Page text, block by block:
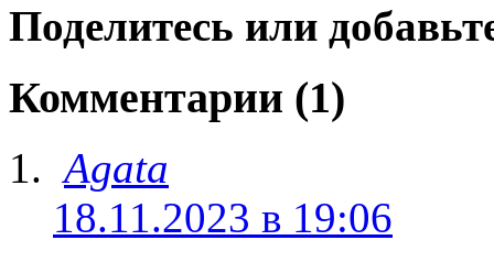
Поделитесь или
Комментарии (1)
Agata
18.11.2023 в 19:06